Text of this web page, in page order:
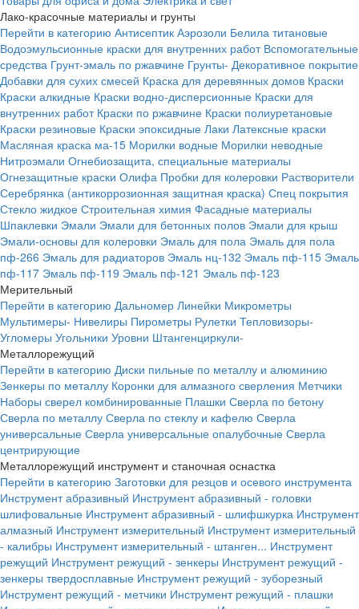
Лако-красочные материалы и грунты
Перейти в категорию Антисептик Аэрозоли Белила титановые
Водоэмульсионные краски для внутренних работ Вспомогательные
средства Грунт-эмаль по ржавчине Грунты- Декоративное покрытие
Добавки для сухих смесей Краска для деревянных домов Краски
Краски алкидные Краски водно-дисперсионные Краски для
внутренних работ Краски по ржавчине Краски полиуретановые
Краски резиновые Краски эпоксидные Лаки Латексные краски
Масляная краска ма-15 Морилки водные Морилки неводные
Нитроэмали Огнебиозащита, специальные материалы
Огнезащитные краски Олифа Пробки для колеровки Растворители
Серебрянка (антикоррозионная защитная краска) Спец покрытия
Стекло жидкое Строительная химия Фасадные материалы
Шпаклевки Эмали Эмали для бетонных полов Эмали для крыш
Эмали-основы для колеровки Эмаль для пола Эмаль для пола
пф-266 Эмаль для радиаторов Эмаль нц-132 Эмаль пф-115 Эмаль
пф-117 Эмаль пф-119 Эмаль пф-121 Эмаль пф-123
Мерительный
Перейти в категорию Дальномер Линейки Микрометры
Мультимеры- Нивелиры Пирометры Рулетки Тепловизоры-
Угломеры Угольники Уровни Штангенциркули-
Металлорежущий
Перейти в категорию Диски пильные по металлу и алюминию
Зенкеры по металлу Коронки для алмазного сверления Метчики
Наборы сверел комбинированные Плашки Сверла по бетону
Сверла по металлу Сверла по стеклу и кафелю Сверла
универсальные Сверла универсальные опалубочные Сверла
центрирующие
Металлорежущий инструмент и станочная оснастка
Перейти в категорию Заготовки для резцов и осевого инструмента
Инструмент абразивный Инструмент абразивный - головки
шлифовальные Инструмент абразивный - шлифшкурка Инструмент
алмазный Инструмент измерительный Инструмент измерительный
- калибры Инструмент измерительный - штанген... Инструмент
режущий Инструмент режущий - зенкеры Инструмент режущий -
зенкеры твердосплавные Инструмент режущий - зуборезный
Инструмент режущий - метчики Инструмент режущий - плашки